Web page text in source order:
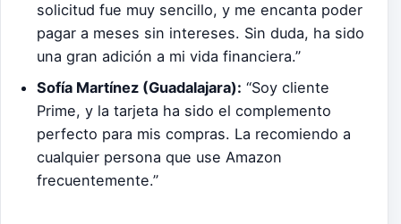
solicitud fue muy sencillo, y me encanta poder
pagar a meses sin intereses. Sin duda, ha sido
una gran adición a mi vida financiera.”
Sofía Martínez (Guadalajara): “Soy cliente
Prime, y la tarjeta ha sido el complemento
perfecto para mis compras. La recomiendo a
cualquier persona que use Amazon
frecuentemente.”